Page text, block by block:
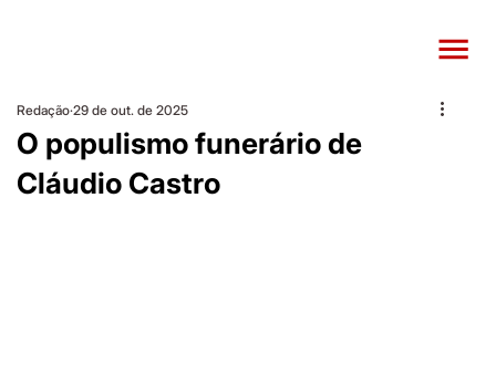
O populismo funerário de
Cláudio Castro
Redação 29 de out. de 2025